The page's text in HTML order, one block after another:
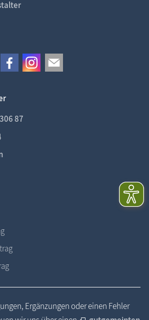
87
Ergänzungen oder einen Fehler